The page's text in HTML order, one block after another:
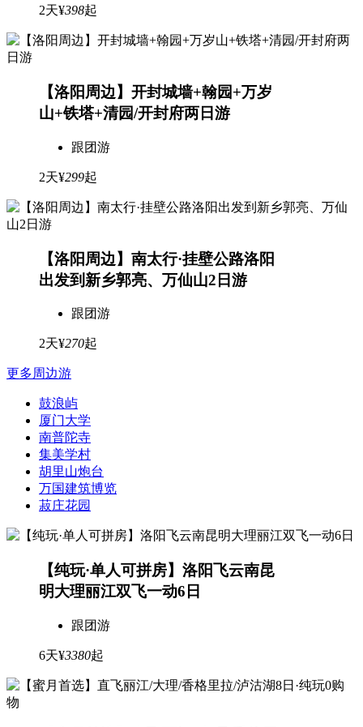
2天¥398起
【洛阳周边】开封城墙+翰园+万岁
山+铁塔+清园/开封府两日游
跟团游
2天¥299起
【洛阳周边】南太行·挂壁公路洛阳
出发到新乡郭亮、万仙山2日游
跟团游
2天¥270起
更多周边游
鼓浪屿
厦门大学
南普陀寺
集美学村
胡里山炮台
万国建筑博览
菽庄花园
【纯玩·单人可拼房】洛阳飞云南昆
明大理丽江双飞一动6日
跟团游
6天¥3380起